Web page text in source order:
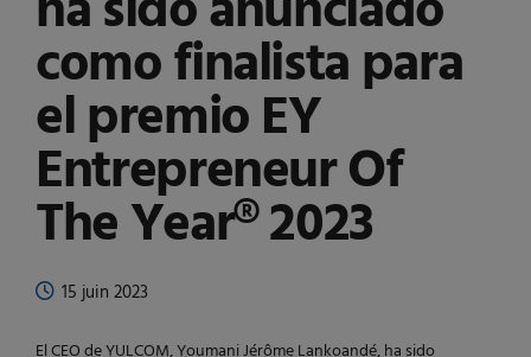
como finalista para
el premio EY
Entrepreneur Of
The Year® 2023
15 juin 2023
El CEO de YULCOM, Youmani Jérôme Lankoandé, ha sido